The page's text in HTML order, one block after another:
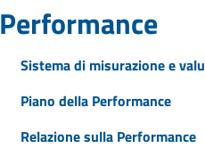
Performance
Sistema di misurazione e
Piano della Performance
Relazione sulla Performance